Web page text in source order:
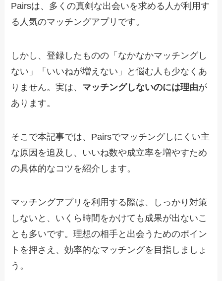
Pairsは、多くの真剣な出会いを求める人が利用す
る人気のマッチングアプリです。
しかし、登録したものの「なかなかマッチングし
ない」「いいねが増えない」と悩む人も少なくあ
りません。実は、 マッチングしないのには理由が
あります。
そこで本記事では、Pairsでマッチングしにくい主
な原因を追及し、いいね数や成立率を増やすため
の具体的なコツを紹介します。
マッチングアプリを利用する際は、しっかり対策
しないと、いくら時間をかけても成果が出ないこ
とも多いです。理想の相手と出会うためのポイン
トを押さえ、効率的なマッチングを目指しましょ
う。